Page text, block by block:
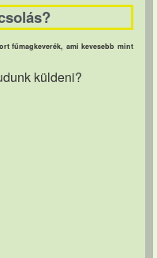
fűmagkeverék, ami kevesebb mint
küldeni?